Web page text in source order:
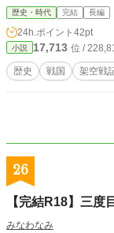
一方、近江国日野の所領
や、亡き信長の家族を伊
迎えに走る。 だが、瀬田の唐橋を無傷で確保した明智秀満の軍勢が安土城に急
速に迫ったため、女子供を連れ
うより他に道はなし。 信長の遺した安土城を舞台に、若き闘将・蒲生賦秀の活
躍が始まる。
歴史・時代 完結 長編
24h.ポイント 42pt
小説 17,713 位 /
歴史 戦国 架空戦
26
【完結R18】三度
みなわなみ